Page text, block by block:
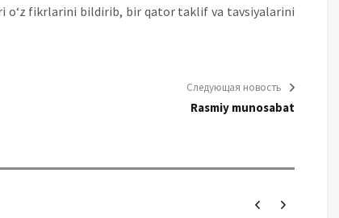
o‘z fikrlarini bildirib, bir qator taklif va tavsiyalarini
Следующая новость
Rasmiy munosabat